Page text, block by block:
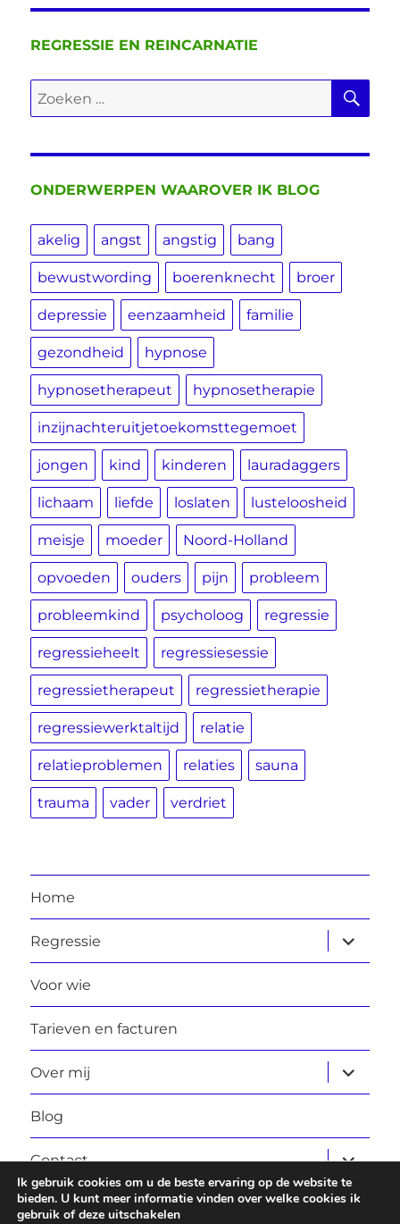
REGRESSIE EN REINCARNATIE
Zoeken
naar:
ONDERWERPEN WAAROVER IK BLOG
akelig angst angstig bang
bewustwording boerenknecht broer
depressie eenzaamheid familie
gezondheid hypnose
hypnosetherapeut hypnosetherapie
inzijnachteruitjetoekomsttegemoet
jongen kind kinderen lauradaggers
lichaam liefde loslaten lusteloosheid
meisje moeder Noord-Holland
opvoeden ouders pijn probleem
probleemkind psycholoog regressie
regressieheelt regressiesessie
regressietherapeut regressietherapie
regressiewerktaltijd relatie
relatieproblemen relaties sauna
trauma vader verdriet
Home
Regressie
Voor wie
Tarieven en facturen
Over mij
Blog
Contact
Laura Daggers Privacybeleid
Ik gebruik cookies om u de beste ervaring op de website te
bieden. U kunt meer informatie vinden over welke cookies ik
gebruik of deze uitschakelen